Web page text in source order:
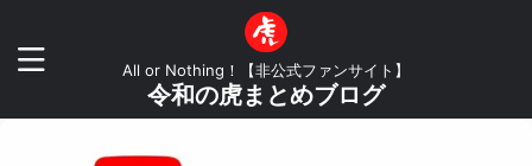
All or Nothing！【非公式ファンサイト】
令和の虎まとめブログ